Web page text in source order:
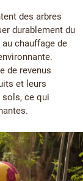
des arbres
durablement du
chauffage de
de revenus
et leurs
ce qui